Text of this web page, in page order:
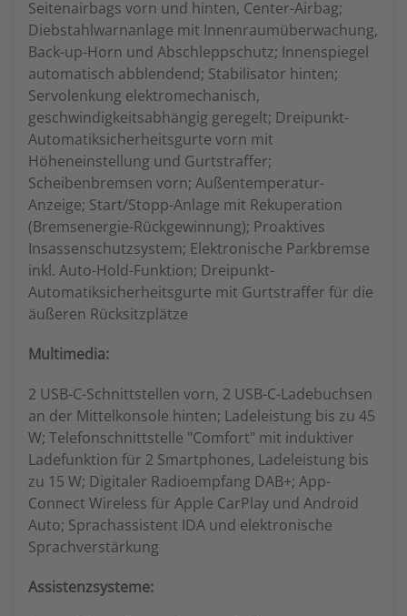
Seitenairbags vorn und hinten, Center-Airbag;
Diebstahlwarnanlage mit Innenraumüberwachung,
Back-up-Horn und Abschleppschutz; Innenspiegel
automatisch abblendend; Stabilisator hinten;
Servolenkung elektromechanisch,
geschwindigkeitsabhängig geregelt; Dreipunkt-
Automatiksicherheitsgurte vorn mit
Höheneinstellung und Gurtstraffer;
Scheibenbremsen vorn; Außentemperatur-
Anzeige; Start/Stopp-Anlage mit Rekuperation
(Bremsenergie-Rückgewinnung); Proaktives
Insassenschutzsystem; Elektronische Parkbremse
inkl. Auto-Hold-Funktion; Dreipunkt-
Automatiksicherheitsgurte mit Gurtstraffer für die
äußeren Rücksitzplätze
Multimedia:
2 USB-C-Schnittstellen vorn, 2 USB-C-Ladebuchsen
an der Mittelkonsole hinten; Ladeleistung bis zu 45
W; Telefonschnittstelle "Comfort" mit induktiver
Ladefunktion für 2 Smartphones, Ladeleistung bis
zu 15 W; Digitaler Radioempfang DAB+; App-
Connect Wireless für Apple CarPlay und Android
Auto; Sprachassistent IDA und elektronische
Sprachverstärkung
Assistenzsysteme: